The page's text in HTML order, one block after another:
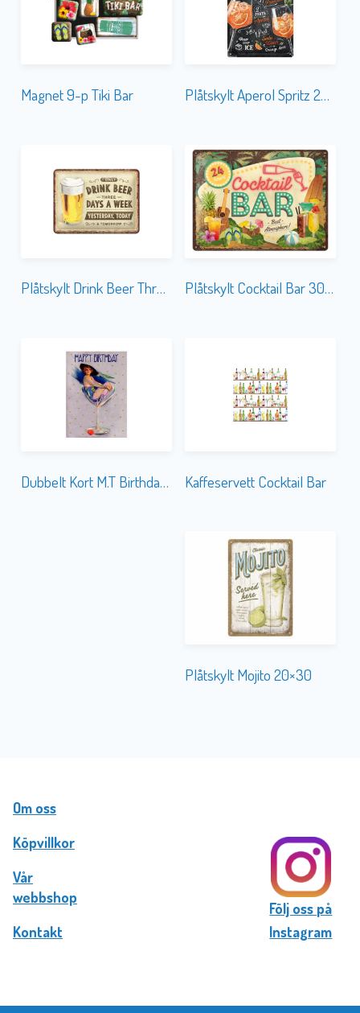
Magnet 9-p Tiki Bar Plåtskylt Aperol Spritz 20×30
Plåtskylt Drink Beer Three Days 15×20 Plåtskylt Cocktail Bar 30×40
Dubbelt Kort M.T Birthday HB161 Glitter Kaffeservett Cocktail Bar
Plåtskylt Mojito 20×30
Om oss
Köpvillkor
Vår
webbshop
Kontakt
Följ oss på
Instagram